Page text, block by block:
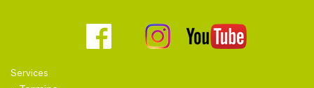
Services